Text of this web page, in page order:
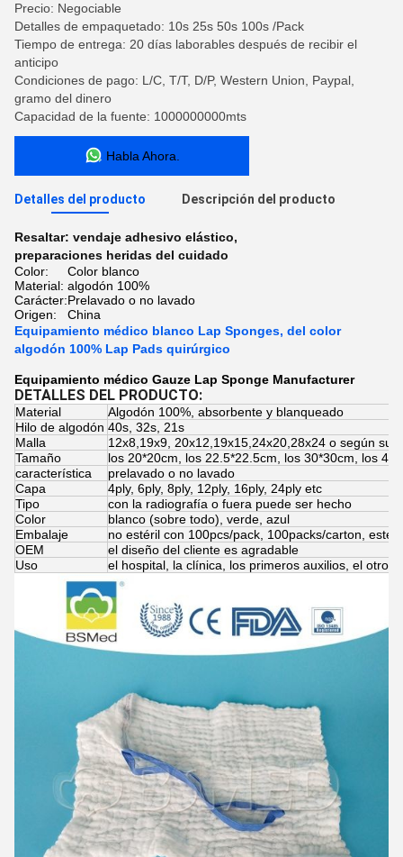
Precio: Negociable
Detalles de empaquetado: 10s 25s 50s 100s /Pack
Tiempo de entrega: 20 días laborables después de recibir el
anticipo
Condiciones de pago: L/C, T/T, D/P, Western Union, Paypal,
gramo del dinero
Capacidad de la fuente: 1000000000mts
Habla Ahora.
Detalles del producto Descripción del producto
Resaltar: vendaje adhesivo elástico,
preparaciones heridas del cuidado
Color:
Color blanco
Material: algodón 100%
Carácter:Prelavado o no lavado
Origen:
China
Equipamiento médico blanco Lap Sponges, del color
algodón 100% Lap Pads quirúrgico
Equipamiento médico Gauze Lap Sponge Manufacturer
DETALLES DEL PRODUCTO:
Material
Algodón 100%, absorbente y blanqueado
Hilo de algodón 40s, 32s, 21s
Malla
12x8,19x9, 20x12,19x15,24x20,28x24 o según su
Tamaño
los 20*20cm, los 22.5*22.5cm, los 30*30cm, los
característica
prelavado o no lavado
Capa
4ply, 6ply, 8ply, 12ply, 16ply, 24ply etc
Tipo
con la radiografía o fuera puede ser hecho
Color
blanco (sobre todo), verde, azul
Embalaje
no estéril con 100pcs/pack, 100packs/carton,
OEM
el diseño del cliente es agradable
Uso
el hospital, la clínica, los primeros auxilios, el otro